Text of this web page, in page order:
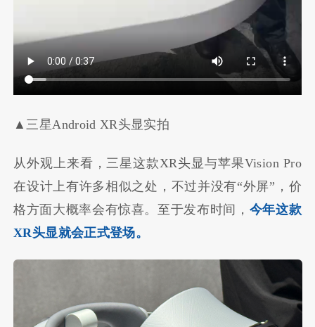
▲三星Android XR头显实拍
从外观上来看，三星这款XR头显与苹果Vision Pro
在设计上有许多相似之处，不过并没有“外屏”，价
格方面大概率会有惊喜。至于发布时间， 今年这款
XR头显就会正式登场。